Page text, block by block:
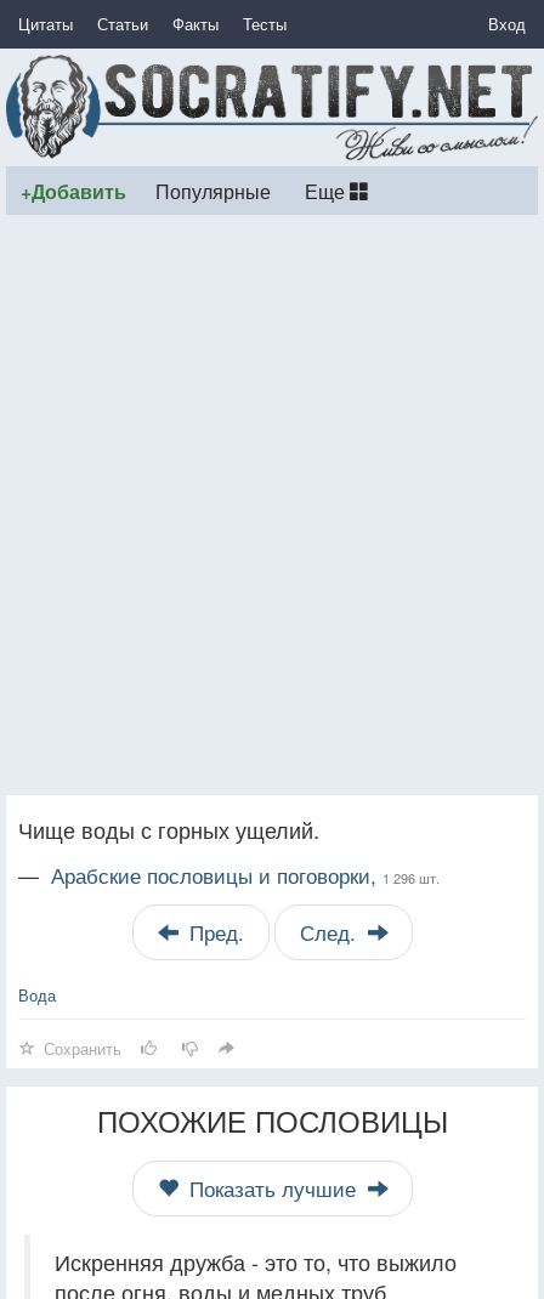
Цитаты Статьи Факты Тесты Вход
+Добавить Популярные Еще
Чище воды с горных ущелий.
— Арабские пословицы и поговорки, 1 296 шт.
Пред. След.
Вода
Сохранить
ПОХОЖИЕ ПОСЛОВИЦЫ
Показать лучшие
Искренняя дружба - это то, что выжило
после огня, воды и медных труб